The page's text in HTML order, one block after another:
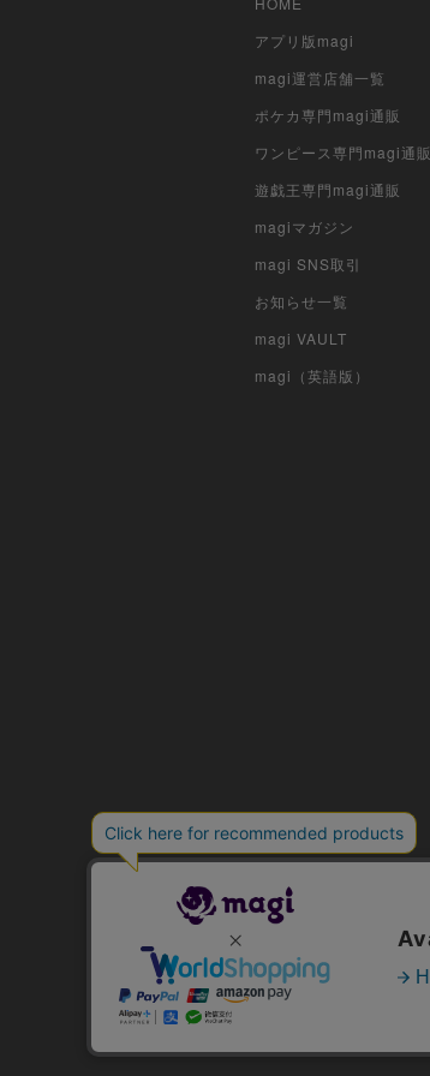
アプリ版magi
magi運営店舗一覧
ポケカ専門magi通販
ワンピース専門magi通販
遊戯王専門magi通販
magiマガジン
magi SNS取引
お知らせ一覧
magi VAULT
magi（英語版）